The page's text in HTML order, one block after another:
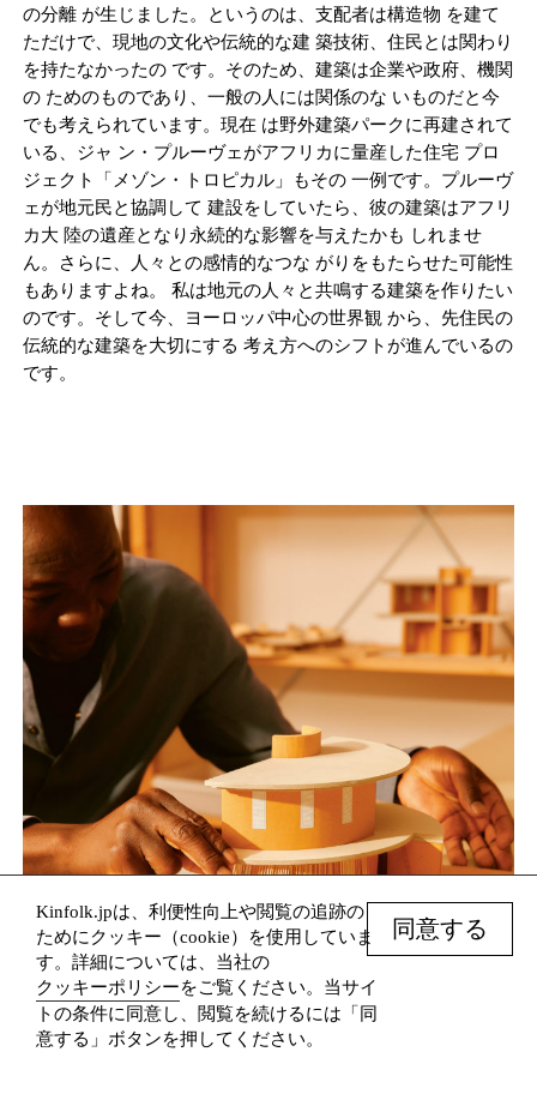
の分離 が生じました。というのは、支配者は構造物 を建て
ただけで、現地の文化や伝統的な建 築技術、住民とは関わり
を持たなかったの です。そのため、建築は企業や政府、機関
の ためのものであり、一般の人には関係のな いものだと今
でも考えられています。現在 は野外建築パークに再建されて
いる、ジャ ン・プルーヴェがアフリカに量産した住宅 プロ
ジェクト「メゾン・トロピカル」もその 一例です。プルーヴ
ェが地元民と協調して 建設をしていたら、彼の建築はアフリ
カ大 陸の遺産となり永続的な影響を与えたかも しれませ
ん。さらに、人々との感情的なつな がりをもたらせた可能性
もありますよね。 私は地元の人々と共鳴する建築を作りたい
のです。そして今、ヨーロッパ中心の世界観 から、先住民の
伝統的な建築を大切にする 考え方へのシフトが進んでいるの
です。
Kinfolk.jpは、利便性向上や閲覧の追跡の
ためにクッキー（cookie）を使用していま
す。詳細については、当社の
クッキーポリシーをご覧ください。当サイ
トの条件に同意し、閲覧を続けるには「同
意する」ボタンを押してください。
同意する